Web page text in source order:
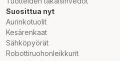
Suosittua nyt
Aurinkotuolit
Kesärenkaat
Sähköpyörät
Robottiruohonleikkurit